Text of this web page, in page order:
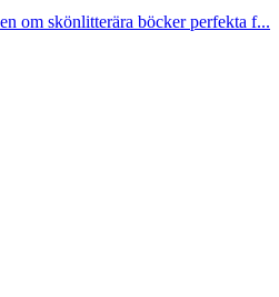
om skönlitterära böcker perfekta f...